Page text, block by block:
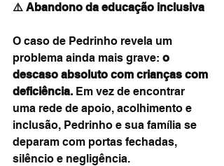
⚠️ Abandono da educação inclusiva
O caso de Pedrinho revela um
problema ainda mais grave: o
descaso absoluto com crianças com
deficiência. Em vez de encontrar
uma rede de apoio, acolhimento e
inclusão, Pedrinho e sua família se
deparam com portas fechadas,
silêncio e negligência.